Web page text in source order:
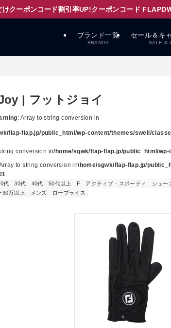
クーポンコード割引率UP!クーポンコード
ブランド一覧
BRANDS
セール＆キ
SALE &
| フットジョイ
: Array to string conversion in
flap-flap.jp/public_html/wp-content/themes/swell/
conversion in/home/sgwk/flap-flap.jp/public_html/
to string conversion in/home/sgwk/flap-flap.jp/
代 30代 40代 50代以上 F アクティブ・スポーティ シュー
30万以上
メンズ ロープライス